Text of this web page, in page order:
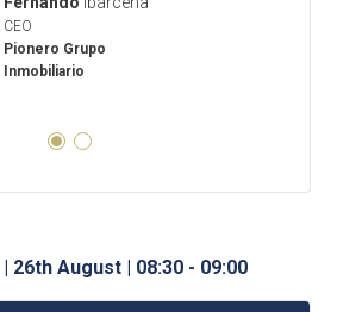
CEO
Pionero Grupo
Inmobiliario
26th August | 08:30 - 09:00